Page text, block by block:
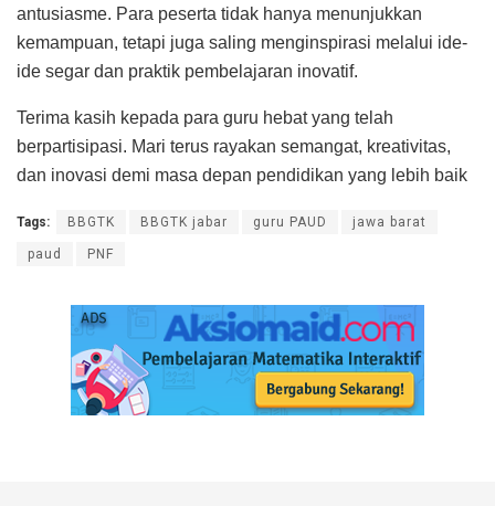
antusiasme. Para peserta tidak hanya menunjukkan
kemampuan, tetapi juga saling menginspirasi melalui ide-
ide segar dan praktik pembelajaran inovatif.
Terima kasih kepada para guru hebat yang telah
berpartisipasi. Mari terus rayakan semangat, kreativitas,
dan inovasi demi masa depan pendidikan yang lebih baik
Tags: BBGTK BBGTK jabar guru PAUD jawa barat
paud PNF